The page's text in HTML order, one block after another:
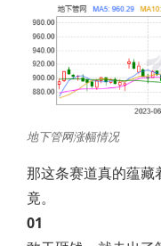
地下管网涨幅情况
那这条赛道真的蕴藏
竟。
01